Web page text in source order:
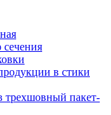
в стики
трехшовный пакет-